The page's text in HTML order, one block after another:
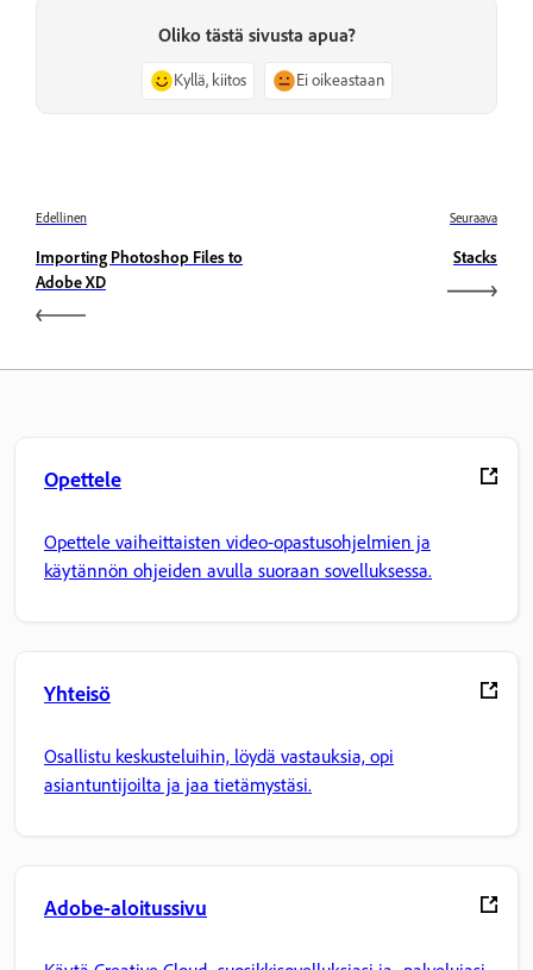
Oliko tästä sivusta apua?
Kyllä, kiitos Ei oikeastaan
Edellinen
Importing Photoshop Files to
Adobe XD
Seuraava
Stacks
Opettele
Opettele vaiheittaisten video-opastusohjelmien ja
käytännön ohjeiden avulla suoraan sovelluksessa.
Yhteisö
Osallistu keskusteluihin, löydä vastauksia, opi
asiantuntijoilta ja jaa tietämystäsi.
Adobe-aloitussivu